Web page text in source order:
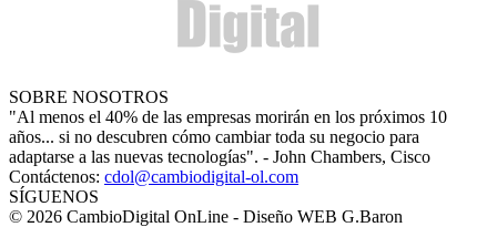
SOBRE NOSOTROS
"Al menos el 40% de las empresas morirán en los próximos 10
años... si no descubren cómo cambiar toda su negocio para
adaptarse a las nuevas tecnologías". - John Chambers, Cisco
Contáctenos: cdol@cambiodigital-ol.com
SÍGUENOS
© 2026 CambioDigital OnLine - Diseño WEB G.Baron